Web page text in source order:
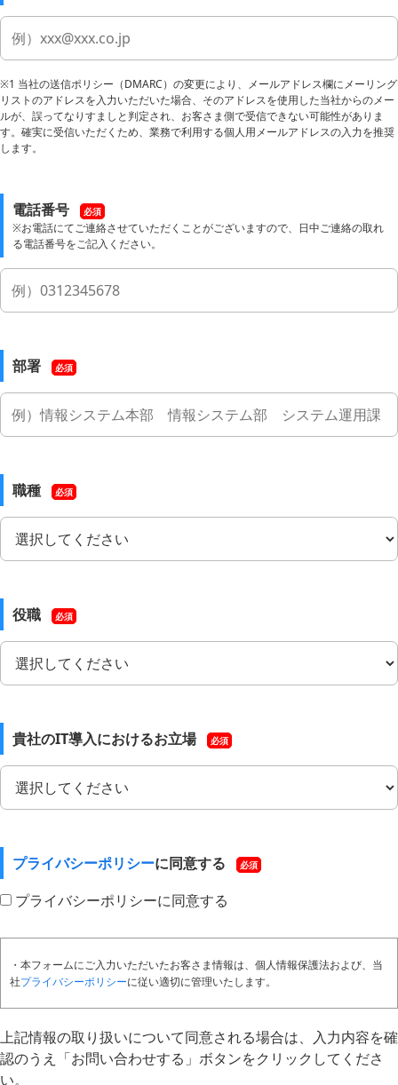
※1 当社の送信ポリシー（DMARC）の変更により、メールアドレス欄にメーリング
リストのアドレスを入力いただいた場合、そのアドレスを使用した当社からのメー
ルが、誤ってなりすましと判定され、お客さま側で受信できない可能性がありま
す。確実に受信いただくため、業務で利用する個人用メールアドレスの入力を推奨
します。
電話番号 必須
※お電話にてご連絡させていただくことがございますので、日中ご連絡の取れ
る電話番号をご記入ください。
部署 必須
職種 必須
役職 必須
貴社のIT導入におけるお立場 必須
プライバシーポリシーに同意する 必須
プライバシーポリシーに同意する
・本フォームにご入力いただいたお客さま情報は、個人情報保護法および、当
社プライバシーポリシーに従い適切に管理いたします。
上記情報の取り扱いについて同意される場合は、入力内容を確
認のうえ「お問い合わせする」ボタンをクリックしてくださ
い。